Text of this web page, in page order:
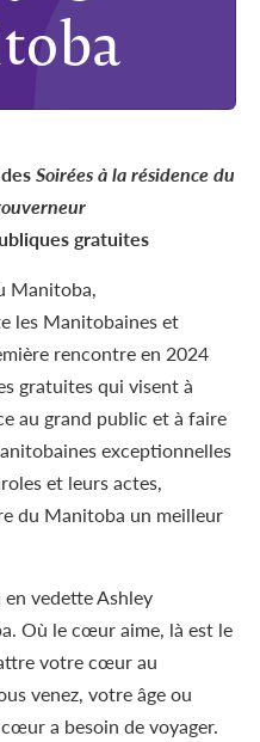
Soirées à la résidence du
gratuites
Manitoba,
les Manitobaines et
rencontre en 2024
gratuites qui visent à
au grand public et à faire
exceptionnelles
et leurs actes,
du Manitoba un meilleur
vedette Ashley
Où le cœur aime, là est le
votre cœur au
venez, votre âge ou
a besoin de voyager.